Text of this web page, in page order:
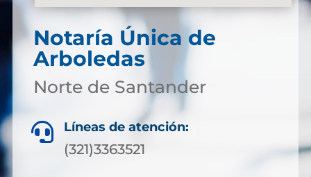
Notaría Única de
Arboledas
Norte de Santander
 Líneas de atención:
(321)3363521